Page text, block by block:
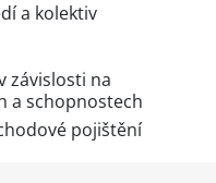
a kolektiv
závislosti na
a schopnostech
pojištění